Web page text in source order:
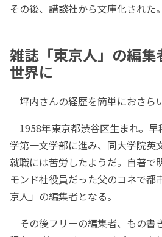
その後、講談社から文庫化された。
雑誌「東京人」の編集
世界に
坪内さんの経歴を簡単におさら
1958年東京都渋谷区生まれ。早
学第一文学部に進み、同大学院英
就職には苦労したようだ。自著で
モンド社役員だった父のコネで都
京人」の編集者となる。
その後フリーの編集者、もの書